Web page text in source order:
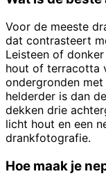
Voor de meeste
dat contrasteert
Leisteen of
hout of terracotta
ondergronden
helderder is dan
dekken drie
licht hout en een
drankfotografie.
Hoe maak je